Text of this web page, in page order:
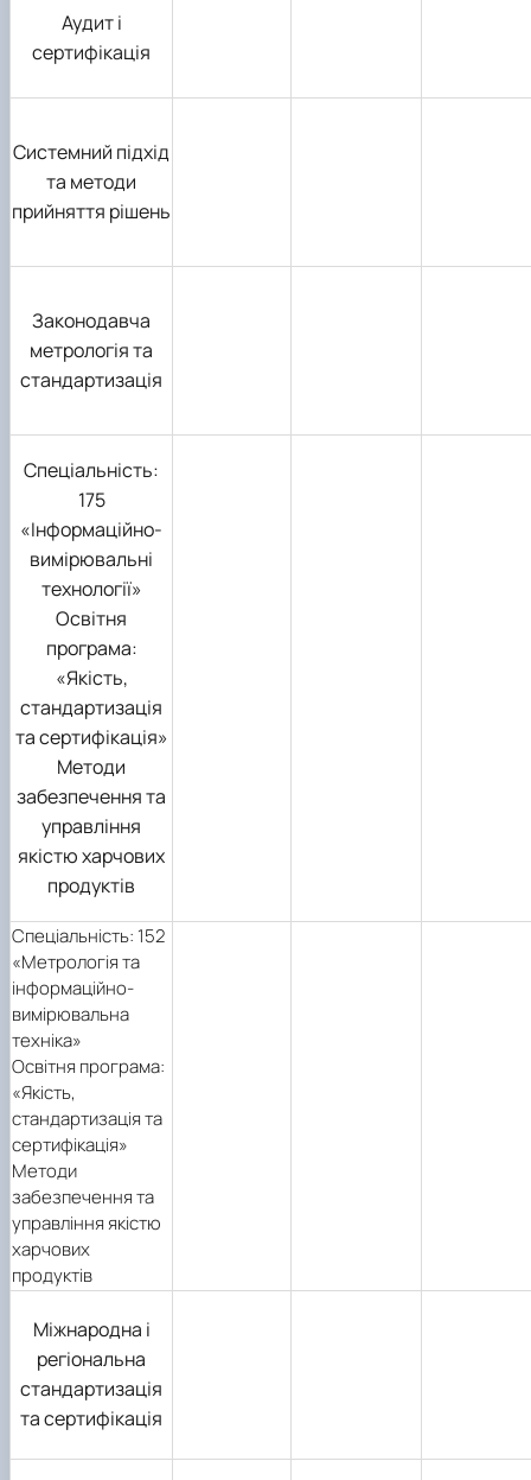
Аудит і
сертифікація
Системний підхід
та методи
прийняття рішень
Законодавча
метрологія та
стандартизація
Спеціальність:
175
«Інформаційно-
вимірювальні
технології»
Освітня
програма:
«Якість,
стандартизація
та сертифікація»
Методи
забезпечення та
управління
якістю харчових
продуктів
Спеціальність: 152
«Метрологія та
інформаційно-
вимірювальна
техніка»
Освітня програма:
«Якість,
стандартизація та
сертифікація»
Методи
забезпечення та
управління якістю
харчових
продуктів
Міжнародна і
регіональна
стандартизація
та сертифікація